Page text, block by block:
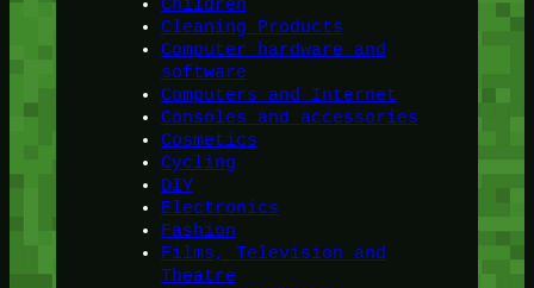
Children
Cleaning Products
Computer hardware and
software
Computers and Internet
Consoles and accessories
Cosmetics
Cycling
DIY
Electronics
Fashion
Films, Television and
Theatre